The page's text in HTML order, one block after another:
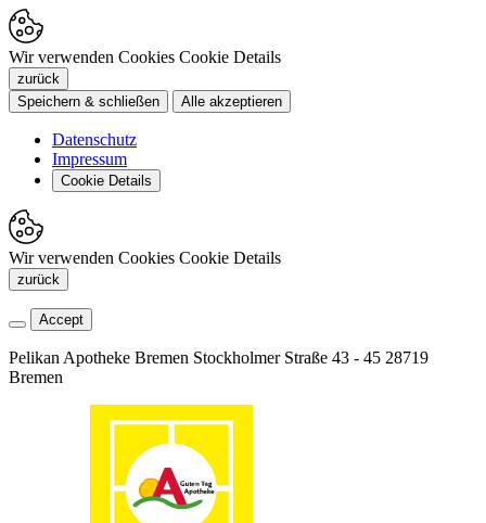
Wir verwenden Cookies Cookie Details
zurück
Speichern & schließen
Alle akzeptieren
Datenschutz
Impressum
Cookie Details
Wir verwenden Cookies Cookie Details
zurück
Accept
Pelikan Apotheke Bremen Stockholmer Straße 43 - 45 28719
Bremen